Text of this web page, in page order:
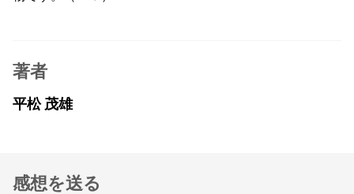
著者
平松 茂雄
感想を送る